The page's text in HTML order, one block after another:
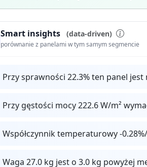
Smart insights (data-driven)
porównanie z panelami w tym samym segmencie
Przy sprawności 22.3% ten panel
Przy gęstości mocy 222.6 W/m²
Współczynnik temperaturowy -
Waga 27.0 kg jest o 3.0 kg powyżej